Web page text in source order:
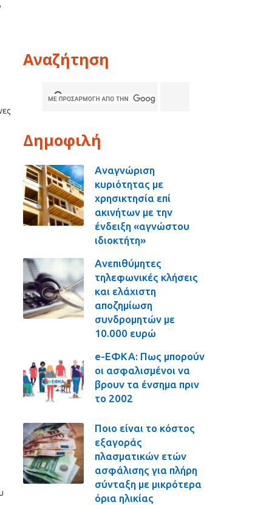
Αναζήτηση
Δημοφιλή
Αναγνώριση
κυριότητας με
χρησικτησία επί
ακινήτων με την
ένδειξη «αγνώστου
ιδιοκτήτη»
Ανεπιθύμητες
τηλεφωνικές κλήσεις
και ελάχιστη
αποζημίωση
συνδρομητών με
10.000 ευρώ
e-ΕΦΚΑ: Πως μπορούν
οι ασφαλισμένοι να
βρουν τα ένσημα πριν
το 2002
Ποιο είναι το κόστος
εξαγοράς
πλασματικών ετών
ασφάλισης για πλήρη
σύνταξη με μικρότερα
όρια ηλικίας